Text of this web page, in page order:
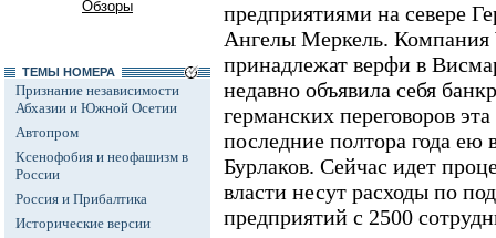
Обзоры
ТЕМЫ НОМЕРА
Признание независимости
Абхазии и Южной Осетии
Автопром
Ксенофобия и неофашизм в
России
Россия и Прибалтика
Исторические версии
предприятиями на севере
Ангелы Меркель. Компания
принадлежат верфи в
недавно объявила себя
германских переговоров
последние полтора года ею
Бурлаков. Сейчас идет
власти несут расходы по
предприятий с 2500